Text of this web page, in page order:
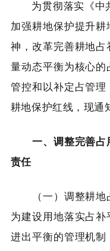
为贯彻落实《中
加强耕地保护提升
神，改革完善耕地
量动态平衡为核心
管控和以补定占管
耕地保护红线，现通
一、调整完善
责任
（一）调整耕地
为建设用地落实占
进出平衡的管理机